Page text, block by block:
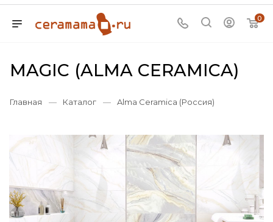
0
MAGIC (ALMA CERAMICA)
Главная — Каталог — Alma Ceramica (Россия)